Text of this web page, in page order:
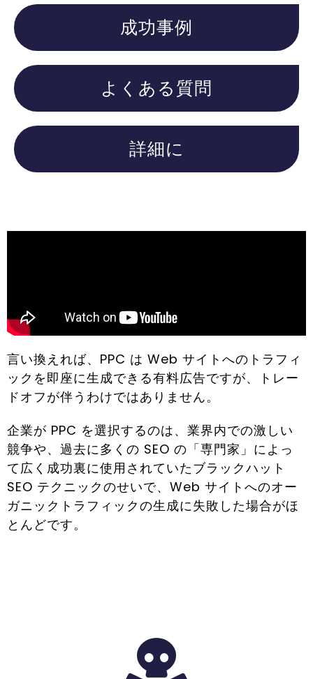
成功事例
よくある質問
詳細に
言い換えれば、PPC は Web サイトへのトラフィ
ックを即座に生成できる有料広告ですが、トレー
ドオフが伴うわけではありません。
企業が PPC を選択するのは、業界内での激しい
競争や、過去に多くの SEO の「専門家」によっ
て広く成功裏に使用されていたブラックハット
SEO テクニックのせいで、Web サイトへのオー
ガニックトラフィックの生成に失敗した場合がほ
とんどです。